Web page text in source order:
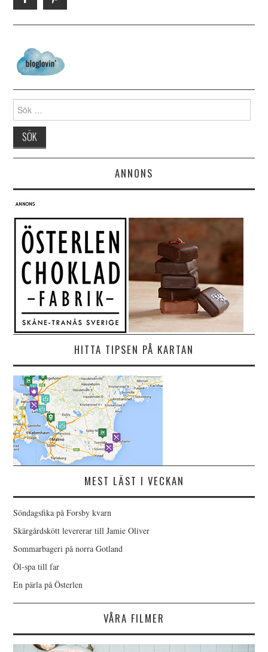
Search for:
ANNONS
HITTA TIPSEN PÅ KARTAN
MEST LÄST I VECKAN
Söndagsfika på Forsby kvarn
Skärgårdskött levererar till Jamie Oliver
Sommarbageri på norra Gotland
Öl-spa till far
En pärla på Österlen
VÅRA FILMER